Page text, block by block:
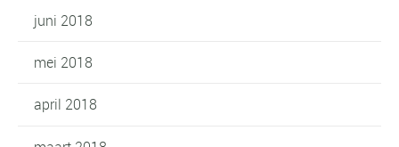
juni 2018
mei 2018
april 2018